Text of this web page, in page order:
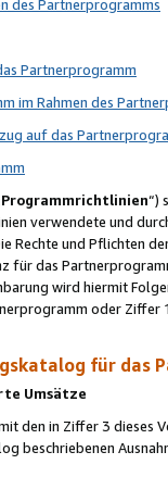
des Partnerprogramms
Partnerprogramm
im Rahmen des
auf das
Programmrichtlinien“)
verwendete und
Rechte und Pflichten
für das
wird hiermit
oder
für das
Umsätze
den in Ziffer 3
beschriebenen